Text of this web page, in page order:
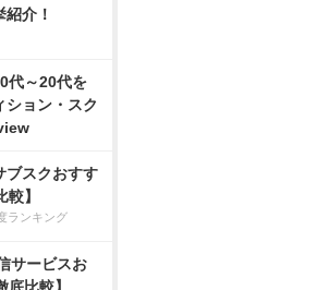
介！
代～20代を
ション・スク
ブスクおすす
】
ランキング
サービスお